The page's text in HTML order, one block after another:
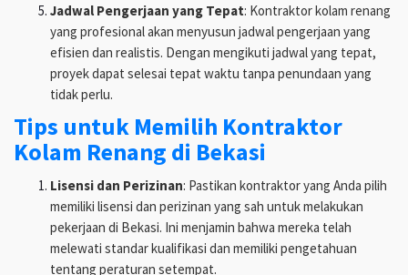
Jadwal Pengerjaan yang Tepat: Kontraktor kolam renang
yang profesional akan menyusun jadwal pengerjaan yang
efisien dan realistis. Dengan mengikuti jadwal yang tepat,
proyek dapat selesai tepat waktu tanpa penundaan yang
tidak perlu.
Tips untuk Memilih Kontraktor
Kolam Renang di Bekasi
Lisensi dan Perizinan: Pastikan kontraktor yang Anda pilih
memiliki lisensi dan perizinan yang sah untuk melakukan
pekerjaan di Bekasi. Ini menjamin bahwa mereka telah
melewati standar kualifikasi dan memiliki pengetahuan
tentang peraturan setempat.